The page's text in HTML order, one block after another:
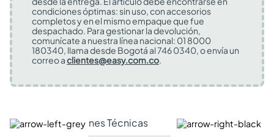
condiciones óptimas: sin uso, con accesorios
completos y en el mismo empaque que fue
despachado. Para gestionar la devolución,
comunícate a nuestra línea nacional: 01 8000
180340, llama desde Bogotá al 746 0340, o envía un
correo aclientes@easy.com.co.
Especificaciones Técnicas Comentarios y